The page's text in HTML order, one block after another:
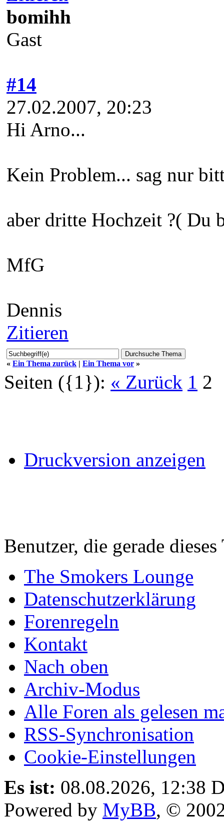
bomihh
Gast
#14
27.02.2007, 20:23
Hi Arno...
Kein Problem... sag nur
aber dritte Hochzeit ?( Du
MfG
Dennis
Zitieren
« Ein Thema zurück | Ein Thema vor »
Seiten ({1}): « Zurück 1 2
Druckversion anzeigen
Benutzer, die gerade
The Smokers Lounge
Datenschutzerklärung
Forenregeln
Kontakt
Nach oben
Archiv-Modus
Alle Foren als gelesen
RSS-Synchronisation
Cookie-Einstellungen
Es ist: 08.08.2026, 12:38
Powered by MyBB, ©